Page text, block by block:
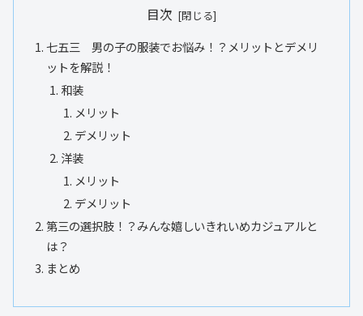
目次
七五三 男の子の服装でお悩み！？メリットとデメリ
ットを解説！
和装
メリット
デメリット
洋装
メリット
デメリット
第三の選択肢！？みんな嬉しいきれいめカジュアルと
は？
まとめ